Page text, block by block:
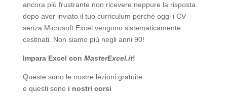
ancora più frustrante non ricevere neppure la risposta
dopo aver inviato il tuo curriculum perché oggi i CV
senza Microsoft Excel vengono sistematicamente
cestinati. Non siamo più negli anni 90!
Impara Excel con MasterExcel.it!
Queste sono le nostre lezioni gratuite
e questi sono i nostri corsi